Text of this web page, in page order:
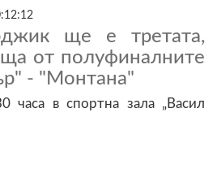
ще е третата,
от полуфиналните
- "Монтана"
часа в спортна зала „Васил